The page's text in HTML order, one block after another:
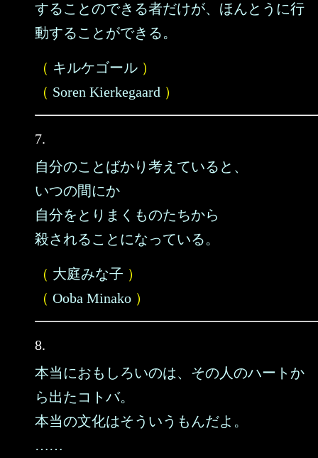
することのできる者だけが、ほんとうに行
動することができる。
（ キルケゴール ）
（ Soren Kierkegaard ）
7.
自分のことばかり考えていると、
いつの間にか
自分をとりまくものたちから
殺されることになっている。
（ 大庭みな子 ）
（ Ooba Minako ）
8.
本当におもしろいのは、その人のハートか
ら出たコトバ。
本当の文化はそういうもんだよ。
……